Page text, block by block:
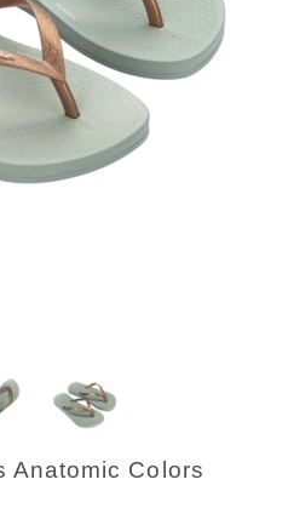
Anatomic Colors